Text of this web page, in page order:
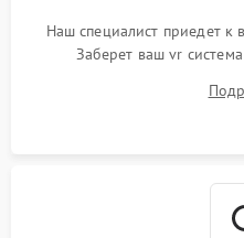
Наш специалист приедет к
Заберет ваш vr